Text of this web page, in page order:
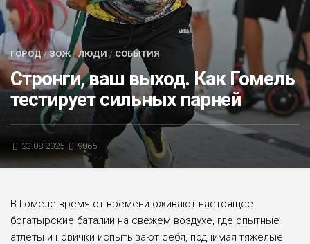
БЛИЦ-ОПРОС
АФИША
ГОРОД/ЗОЖ/ЛЮДИ / СОБЫТИЯ
Стронги, ваш выход. Как Гомель
тестирует сильных парней
23.08.2025 9065
В Гомеле время от времени оживают настоящее
богатырские баталии на свежем воздухе, где опытные
атлеты и новички испытывают себя, поднимая тяжелые